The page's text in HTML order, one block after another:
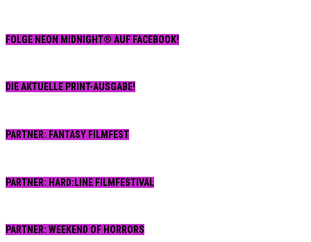
FOLGE NEON MIDNIGHT® AUF FACEBOOK!
DIE AKTUELLE PRINT-AUSGABE!
PARTNER: FANTASY FILMFEST
PARTNER: HARD:LINE FILMFESTIVAL
PARTNER: WEEKEND OF HORRORS